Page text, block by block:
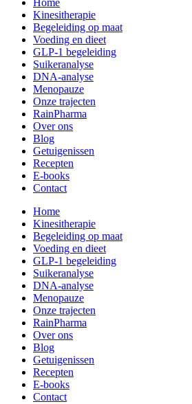
Home
Kinesitherapie
Begeleiding op maat
Voeding en dieet
GLP-1 begeleiding
Suikeranalyse
DNA-analyse
Menopauze
Onze trajecten
RainPharma
Over ons
Blog
Getuigenissen
Recepten
E-books
Contact
Home
Kinesitherapie
Begeleiding op maat
Voeding en dieet
GLP-1 begeleiding
Suikeranalyse
DNA-analyse
Menopauze
Onze trajecten
RainPharma
Over ons
Blog
Getuigenissen
Recepten
E-books
Contact